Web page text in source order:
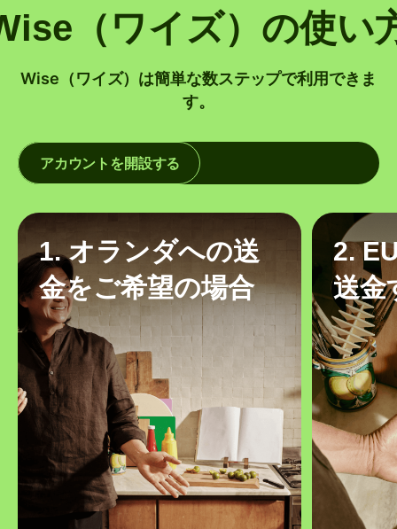
（ワイズ）の使い
Wise（ワイズ）は簡単な数ステップで利用できま
す。
アカウントを開設する
1. オランダへの送
金をご希望の場合
2.
送金